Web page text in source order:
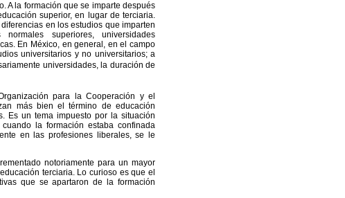
A la formación que se imparte después
superior, en lugar de terciaria.
en los estudios que imparten
superiores, universidades
En México, en general, en el campo
universitarios y no universitarios; a
universidades, la duración de
para la Cooperación y el
más bien el término de educación
Es un tema impuesto por la situación
la formación estaba confinada
en las profesiones liberales, se le
notoriamente para un mayor
terciaria. Lo curioso es que el
que se apartaron de la formación